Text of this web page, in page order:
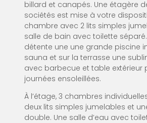
billard et canapés. Une étagère
sociétés est mise à votre
chambre avec 2 lits simples
salle de bain avec toilette
détente une une grande piscine
sauna et sur la terrasse une
avec barbecue et table extérieur
journées ensoleillées.
À l’étage, 3 chambres
deux lits simples jumelables et
double. Une salle d’eau avec